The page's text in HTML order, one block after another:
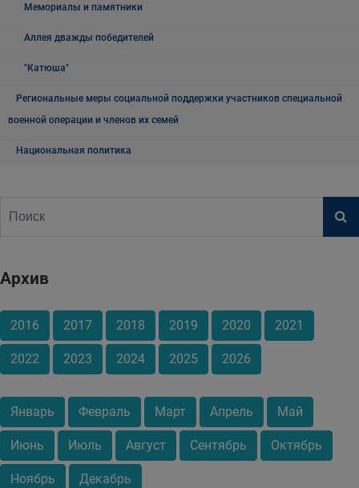
Мемориалы и памятники
Аллея дважды победителей
"Катюша"
Региональные меры социальной поддержки участников специальной
военной операции и членов их семей
Национальная политика
Архив
2016 2017 2018 2019 2020 2021
2022 2023 2024 2025 2026
Январь Февраль Март Апрель Май
Июнь Июль Август Сентябрь Октябрь
Ноябрь Декабрь